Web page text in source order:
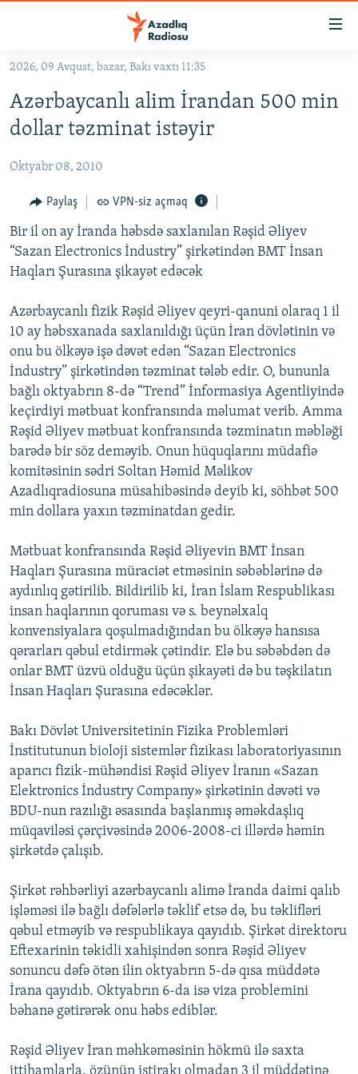
Əsas
qayıt
Əsas
qayıt
#ƏSLINDƏ
FƏRQƏ BAX
QANUNI DOĞRU
ARAŞDIRMA
VIDEO
FOTOQALEREYA
İNFOQRAFIKA
KARIKATURA
RADIO ARXIV
OXU ZALI
AZƏRBAYCAN ƏDƏBIYYATI KITABXANASI
İSLAM VƏ DEMOKRATIYA
İZ - MƏDƏNIYYƏT PROQRAMI
HAQQIMIZDA
MISSIYAMIZ
PEŞƏ ETIKASI VƏ JURNALISTIKA STANDARTLARIMIZ
MATERIALLARIMIZDAN ISTIFADƏ
AZADLIQRADIOSU MOBIL TELEFONUNUZDA
BIZIMLƏ ƏLAQƏ
XƏBƏR BÜLLETENLƏRIMIZ
BIZI IZLƏ
RFE/RL-in bütün saytları
2026, 09 Avqust, bazar, Bakı vaxtı 11:35
Azərbaycanlı alim İrandan 500 min
dollar təzminat istəyir
Oktyabr 08, 2010
Paylaş VPN-siz açmaq
Bir il on ay İranda həbsdə saxlanılan Rəşid Əliyev
“Sazan Electronics İndustry” şirkətindən BMT İnsan
Haqları Şurasına şikayət edəcək
Azərbaycanlı fizik Rəşid Əliyev qeyri-qanuni olaraq 1 il
10 ay həbsxanada saxlanıldığı üçün İran dövlətinin və
onu bu ölkəyə işə dəvət edən “Sazan Electronics
İndustry” şirkətindən təzminat tələb edir. O, bununla
bağlı oktyabrın 8-də “Trend” İnformasiya Agentliyində
keçirdiyi mətbuat konfransında məlumat verib. Amma
Rəşid Əliyev mətbuat konfransında təzminatın məbləği
barədə bir söz deməyib. Onun hüquqlarını müdafiə
komitəsinin sədri Soltan Həmid Məlikov
Azadlıqradiosuna müsahibəsində deyib ki, söhbət 500
min dollara yaxın təzminatdan gedir.
Mətbuat konfransında Rəşid Əliyevin BMT İnsan
Haqları Şurasına müraciət etməsinin səbəblərinə də
aydınlıq gətirilib. Bildirilib ki, İran İslam Respublikası
insan haqlarının qoruması və s. beynəlxalq
konvensiyalara qoşulmadığından bu ölkəyə hansısa
qərarları qəbul etdirmək çətindir. Elə bu səbəbdən də
onlar BMT üzvü olduğu üçün şikayəti də bu təşkilatın
İnsan Haqları Şurasına edəcəklər.
Bakı Dövlət Universitetinin Fizika Problemləri
İnstitutunun bioloji sistemlər fizikası laboratoriyasının
aparıcı fizik-mühəndisi Rəşid Əliyev İranın «Sazan
Elektronics İndustry Company» şirkətinin dəvəti və
BDU-nun razılığı əsasında başlanmış əməkdaşlıq
müqaviləsi çərçivəsində 2006-2008-ci illərdə həmin
şirkətdə çalışıb.
Şirkət rəhbərliyi azərbaycanlı alimə İranda daimi qalıb
işləməsi ilə bağlı dəfələrlə təklif etsə də, bu təklifləri
qəbul etməyib və respublikaya qayıdıb. Şirkət direktoru
Eftexarinin təkidli xahişindən sonra Rəşid Əliyev
sonuncu dəfə ötən ilin oktyabrın 5-də qısa müddətə
İrana qayıdıb. Oktyabrın 6-da isə viza problemini
bəhanə gətirərək onu həbs ediblər.
Rəşid Əliyev İran məhkəməsinin hökmü ilə saxta